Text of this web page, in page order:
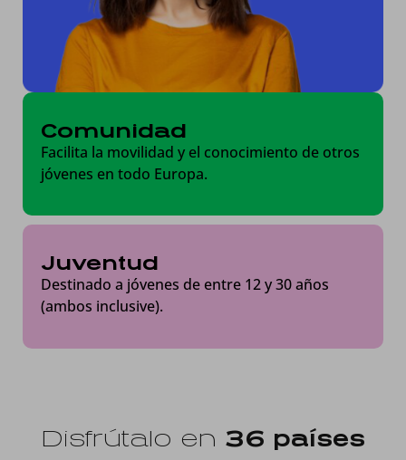
Comunidad
Facilita la movilidad y el conocimiento de otros
jóvenes en todo Europa.
Juventud
Destinado a jóvenes de entre 12 y 30 años
(ambos inclusive).
Disfrútalo en 36 países